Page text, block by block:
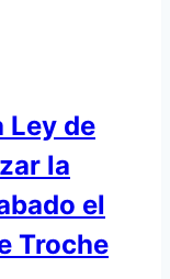
Ley de
la
el
Troche